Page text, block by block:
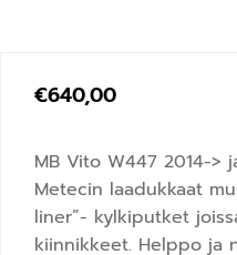
€640,00
MB Vito W447 2014->
Metecin laadukkaat
liner”- kylkiputket
kiinnikkeet. Helppo ja